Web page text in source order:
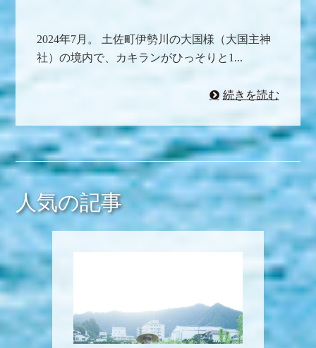
2024年7月。 土佐町伊勢川の大国様（大国主神
社）の境内で、カキランがひっそりと1...
続きを読む
人気の記事